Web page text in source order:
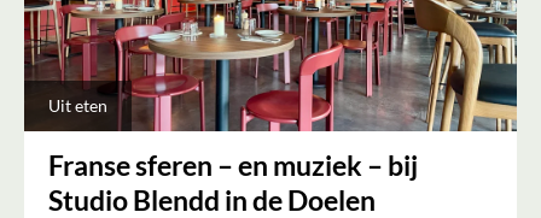
Uit eten
Franse sferen – en muziek – bij
Studio Blendd in de Doelen